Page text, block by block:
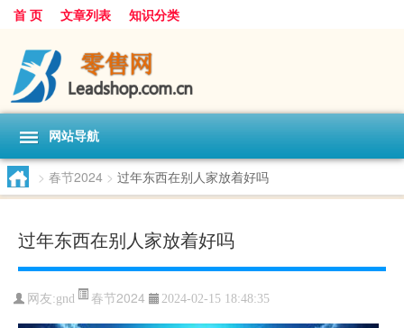
首 页 文章列表 知识分类
网站导航
> 春节2024 > 过年东西在别人家放着好吗
过年东西在别人家放着好吗
网友:gnd 春节2024 2024-02-15 18:48:35